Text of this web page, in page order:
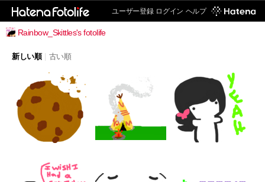
ユーザー登録 ログイン ヘルプ
Rainbow_Skittles's fotolife
新しい順 古い順